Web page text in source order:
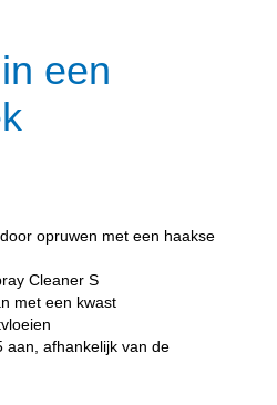
een
opruwen met een haakse
Cleaner S
met een kwast
aan, afhankelijk van de